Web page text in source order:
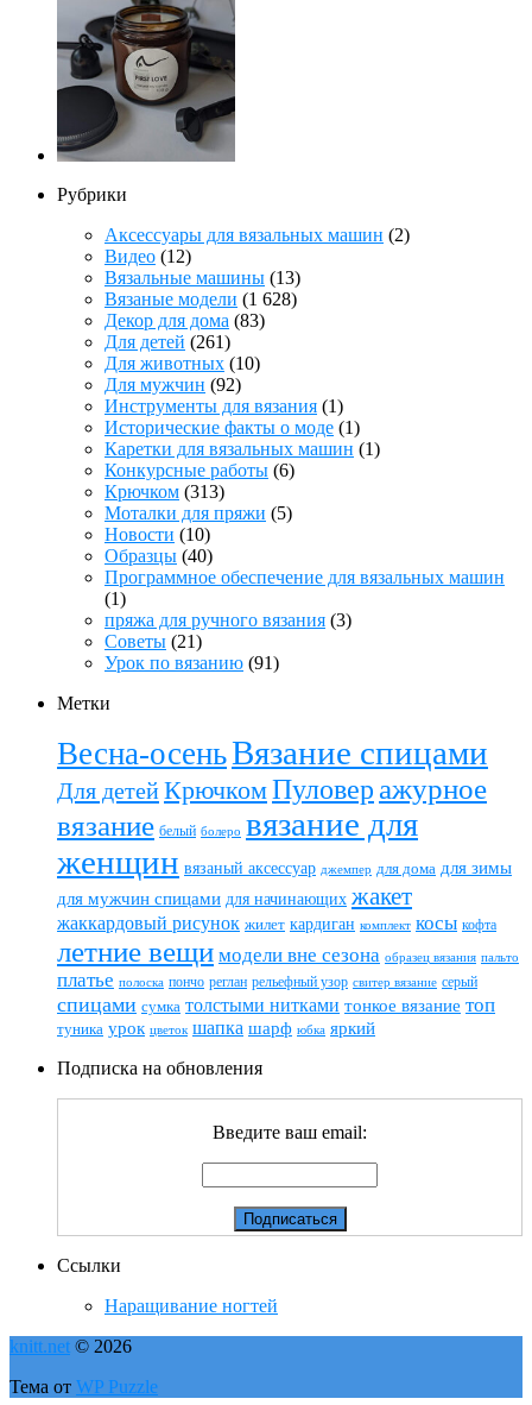
Рубрики
Аксессуары для вязальных машин (2)
Видео (12)
Вязальные машины (13)
Вязаные модели (1 628)
Декор для дома (83)
Для детей (261)
Для животных (10)
Для мужчин (92)
Инструменты для вязания (1)
Исторические факты о моде (1)
Каретки для вязальных машин (1)
Конкурсные работы (6)
Крючком (313)
Моталки для пряжи (5)
Новости (10)
Образцы (40)
Программное обеспечение для вязальных машин
(1)
пряжа для ручного вязания (3)
Советы (21)
Урок по вязанию (91)
Метки
Весна-осеньВязание спицами
Для детейКрючкомПуловер ажурное
вязание белый болеро вязание для
женщин вязаный аксессуар джемпер для дома для зимы
для мужчин спицами для начинающих жакет
жаккардовый рисунок жилет кардиган комплект косы кофта
летние вещи модели вне сезона образец вязания пальто
платье полоска пончо реглан рельефный узор свитер вязание серый
спицами сумка толстыми нитками тонкое вязание топ
туника урок цветок шапка шарф юбка яркий
Подписка на обновления
Введите ваш email:
Ссылки
Наращивание ногтей
knitt.net © 2026
Тема от WP Puzzle